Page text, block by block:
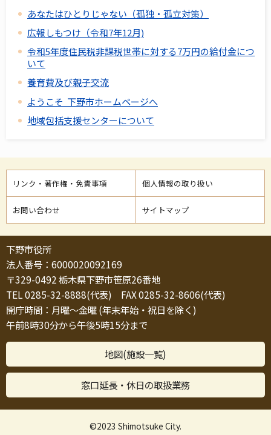
あなたはひとりじゃない（孤独・孤立対策）
広報しもつけ（令和7年12月)
令和5年度住民税非課税世帯に対する7万円の給付金につ
いて
養育費及び親子交流
ようこそ 下野市ホームページへ
地域包括支援センターについて
リンク・著作権・免責事項 個人情報の取り扱い
お問い合わせ サイトマップ
下野市役所
法人番号：6000020092169
〒329-0492 栃木県下野市笹原26番地
TEL 0285-32-8888(代表) FAX 0285-32-8606(代表)
開庁時間：月曜～金曜 (年末年始・祝日を除く)
午前8時30分から午後5時15分まで
地図(施設一覧)
窓口延長・休日の取扱業務
©2023 Shimotsuke City.